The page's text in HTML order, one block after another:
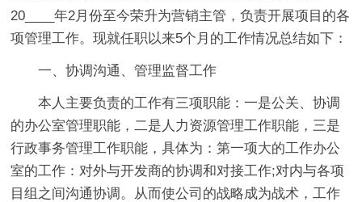
20____年2月份至今荣升为营销主管，负责开展项目的各
项管理工作。现就任职以来5个月的工作情况总结如下：
一、协调沟通、管理监督工作
本人主要负责的工作有三项职能：一是公关、协调
的办公室管理职能，二是人力资源管理工作职能，三是
行政事务管理工作职能，具体为：第一项大的工作办公
室的工作：对外与开发商的协调和对接工作;对内与各项
目组之间沟通协调。从而使公司的战略成为战术，工作